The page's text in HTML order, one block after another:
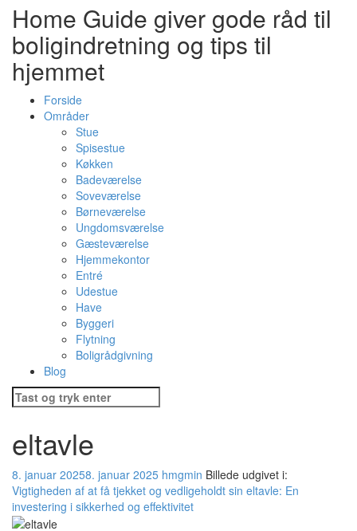
Home Guide giver gode råd til
boligindretning og tips til
hjemmet
Forside
Områder
Stue
Spisestue
Køkken
Badeværelse
Soveværelse
Børneværelse
Ungdomsværelse
Gæsteværelse
Hjemmekontor
Entré
Udestue
Have
Byggeri
Flytning
Boligrådgivning
Blog
Søg
efter:
eltavle
8. januar 20258. januar 2025 hmgmin Billede udgivet i:
Vigtigheden af at få tjekket og vedligeholdt sin eltavle: En
investering i sikkerhed og effektivitet